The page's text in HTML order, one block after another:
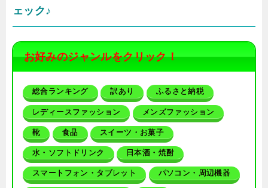
ェック♪
お好みのジャンルをクリック！
総合ランキング 訳あり ふるさと納税
レディースファッション メンズファッション
靴 食品 スイーツ・お菓子
水・ソフトドリンク 日本酒・焼酎
スマートフォン・タブレット パソコン・周辺機器